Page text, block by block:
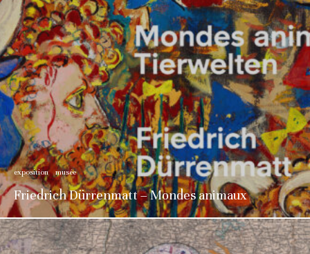
exposition musée
Friedrich Dürrenmatt – Mondes animaux